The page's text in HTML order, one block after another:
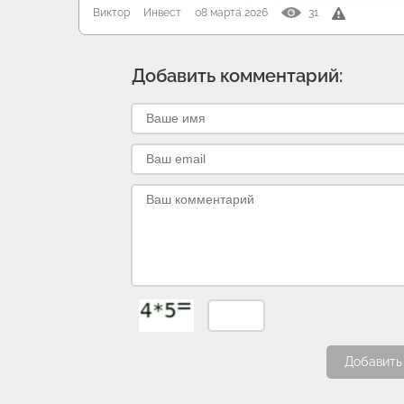
Виктор Инвест 08 марта 2026 31
Добавить комментарий: